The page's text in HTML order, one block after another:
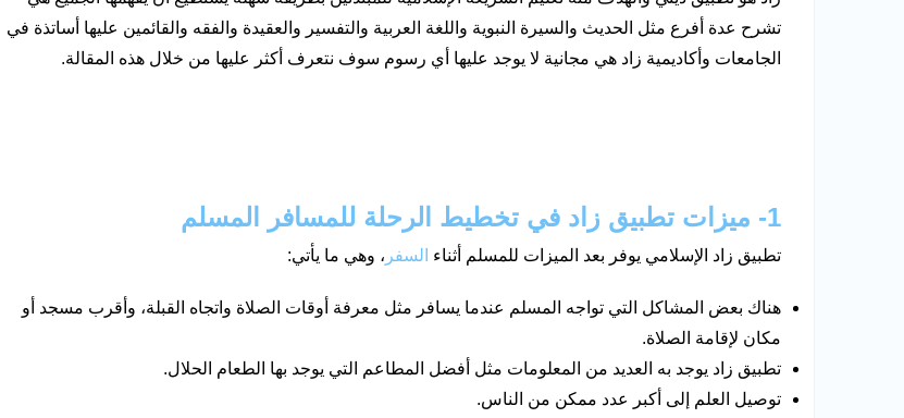
تشرح عدة أفرع مثل الحديث والسيرة النبوية واللغة العربية والتفسير والعقيدة والفقه والقائمين عليها أساتذة في
الجامعات وأكاديمية زاد هي مجانية لا يوجد عليها أي رسوم سوف نتعرف أكثر عليها من خلال هذه المقالة.
1- ميزات تطبيق زاد في تخطيط الرحلة للمسافر المسلم
تطبيق زاد الإسلامي يوفر بعد الميزات للمسلم أثناء السفر ، وهي ما يأتي:
هناك بعض المشاكل التي تواجه المسلم عندما يسافر مثل معرفة أوقات الصلاة واتجاه القبلة، وأقرب مسجد أو
مكان لإقامة الصلاة.
تطبيق زاد يوجد به العديد من المعلومات مثل أفضل المطاعم التي يوجد بها الطعام الحلال.
توصيل العلم إلى أكبر عدد ممكن من الناس.